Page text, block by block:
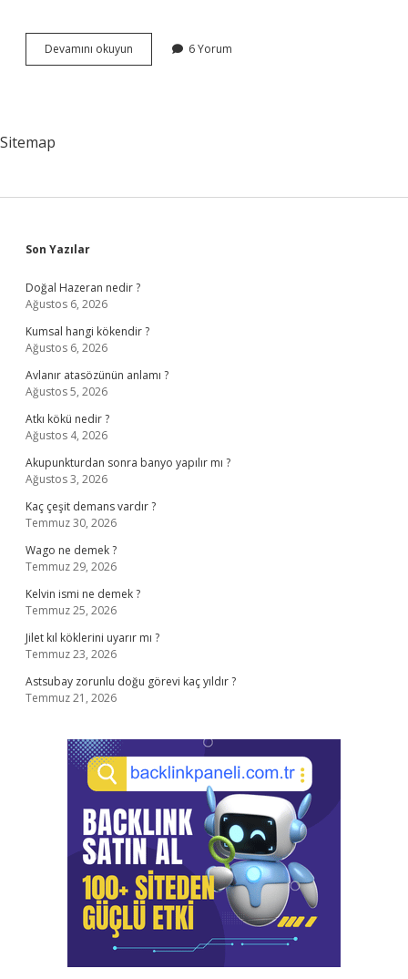
Devamını okuyun
Ne
6 Yorum
Sitemap
Sidebar
Son Yazılar
Doğal Hazeran nedir ?
Ağustos 6, 2026
Kumsal hangi kökendir ?
Ağustos 6, 2026
Avlanır atasözünün anlamı ?
Ağustos 5, 2026
Atkı kökü nedir ?
Ağustos 4, 2026
Akupunkturdan sonra banyo yapılır mı ?
Ağustos 3, 2026
Kaç çeşit demans vardır ?
Temmuz 30, 2026
Wago ne demek ?
Temmuz 29, 2026
Kelvin ismi ne demek ?
Temmuz 25, 2026
Jilet kıl köklerini uyarır mı ?
Temmuz 23, 2026
Astsubay zorunlu doğu görevi kaç yıldır ?
Temmuz 21, 2026